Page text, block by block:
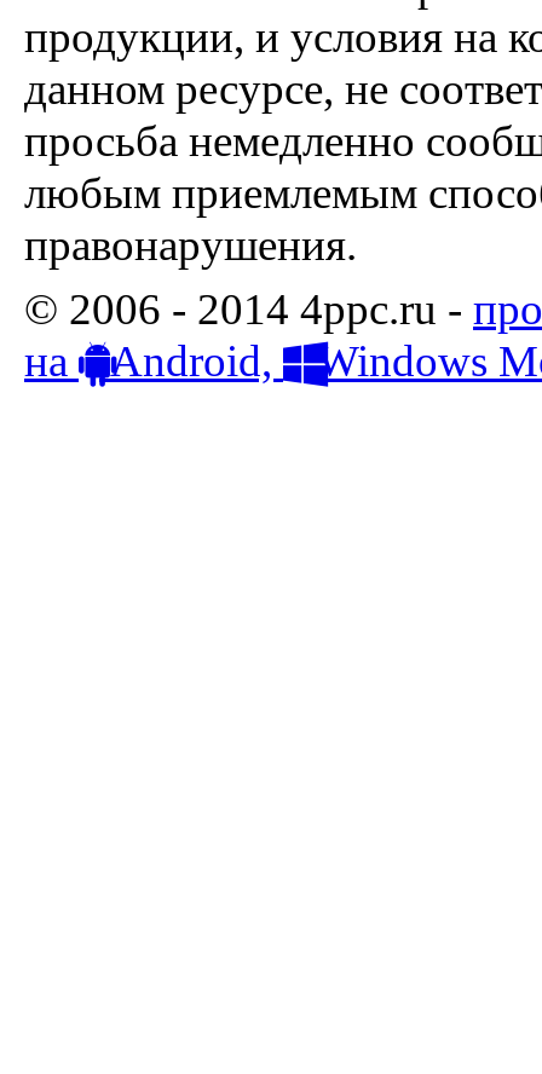
продукции, и условия на
данном ресурсе, не
просьба немедленно
любым приемлемым
правонарушения.
© 2006 - 2014 4ppc.ru -
на
Android, Windows